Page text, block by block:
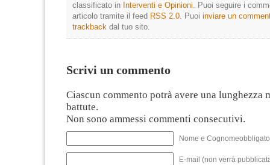
classificato in Interventi e Opinioni. Puoi seguire i
articolo tramite il feed RSS 2.0. Puoi inviare un
trackback dal tuo sito.
Scrivi un commento
Ciascun commento potrà avere una lunghezza
battute.
Non sono ammessi commenti consecutivi.
Nome e
E-mail (non verrà